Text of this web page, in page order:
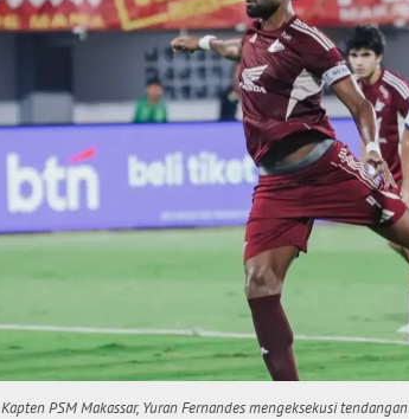
Kapten PSM Makassar, Yuran Fernandes mengeksekusi